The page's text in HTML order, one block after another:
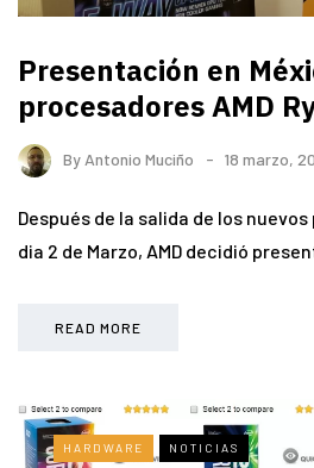
Presentación en
procesadores AMD
By Antonio Muciño 18 marzo,
Después de la salida de los
dia 2 de Marzo, AMD decidió
READ MORE
HARDWARE NOTICIAS